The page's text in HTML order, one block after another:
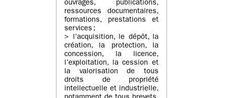
ouvrages, publications,
ressources documentaires,
formations, prestations et
services ;
> l’acquisition, le dépôt, la
création, la protection, la
concession, la licence,
l’exploitation, la cession et
la valorisation de tous
droits de propriété
intellectuelle et industrielle,